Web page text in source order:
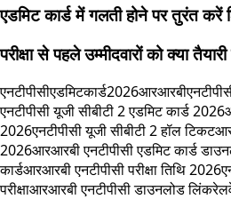
एडमिट कार्ड में गलती होने पर तुरंत करें
परीक्षा से पहले उम्मीदवारों को क्या
एनटीपीसीएडमिटकार्ड2026
एनटीपीसी यूजी सीबीटी 2 एडमिट कार्ड 2026
2026एनटीपीसी यूजी सीबीटी 2 हॉल टिकट
2026आरआरबी एनटीपीसी एडमिट कार्ड
कार्डआरआरबी एनटीपीसी परीक्षा तिथि 2026
परीक्षाआरआरबी एनटीपीसी डाउनलोड लिंक